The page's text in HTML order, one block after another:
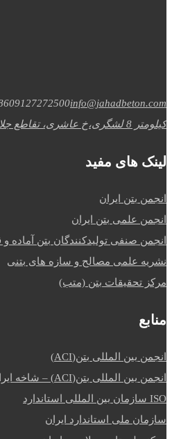
09127272500info@jahadbeton.com
کیلومتر 8 لشگری،خ عاشری، تقاطع جلال
لینک های مفید
انجمن بتن ایران
انجمن علمی بتن ایران
انجمن صنفی تولیدکنندگان بتن آماده
نشریه علمی مصالح و سازه های بتنی
مرکز تحقیقات بتن (متب)
منابع
انجمن بین المللی بتن(ACI)
انجمن بین المللی بتن(ACI) – شاخه ایران
ISO سازمان بین المللی استاندارد
سازمان ملی استاندارد ایران